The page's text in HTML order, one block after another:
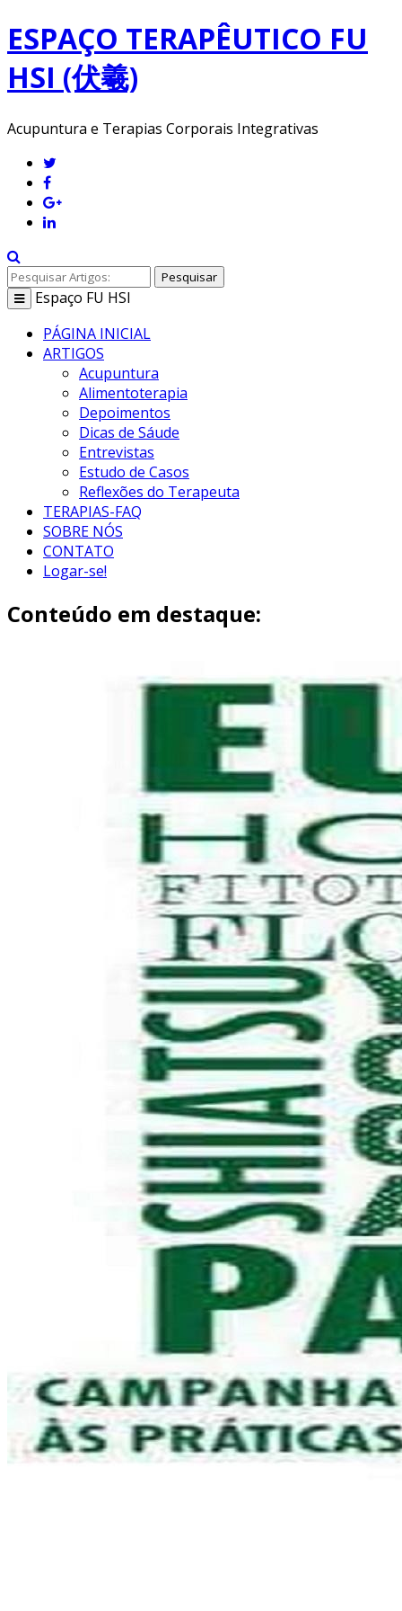
ESPAÇO TERAPÊUTICO FU
HSI (伏羲)
Acupuntura e Terapias Corporais Integrativas
Pesquisar
Toggle
navigation
Espaço FU HSI
PÁGINA INICIAL
ARTIGOS
Acupuntura
Alimentoterapia
Depoimentos
Dicas de Sáude
Entrevistas
Estudo de Casos
Reflexões do Terapeuta
TERAPIAS-FAQ
SOBRE NÓS
CONTATO
Logar-se!
Conteúdo em destaque: